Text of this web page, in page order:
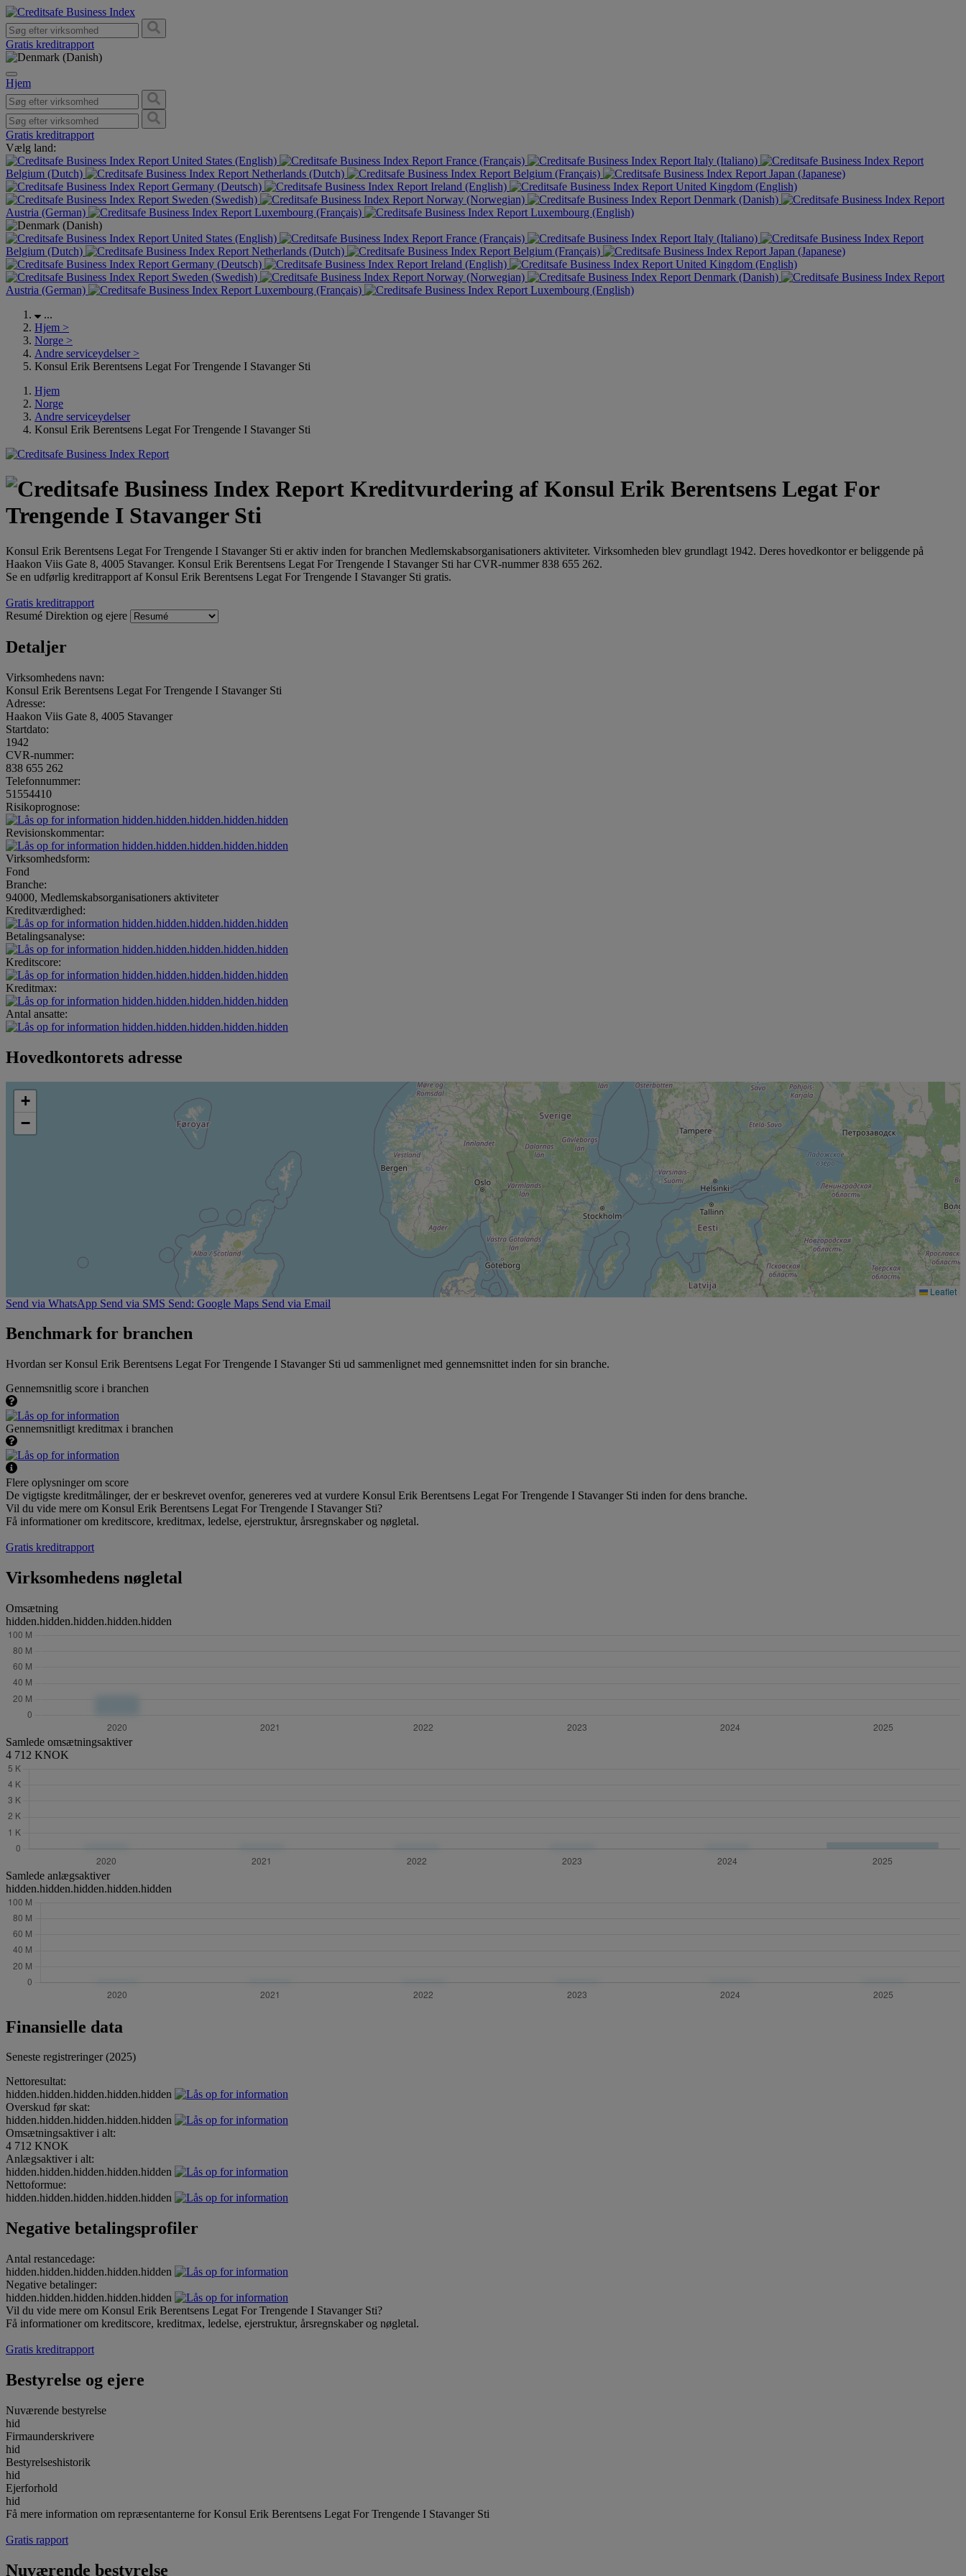
Gratis kreditrapport
Hjem
Gratis kreditrapport
Vælg land:
United States (English)
France (Français)
Italy (Italiano)
Belgium (Dutch)
Netherlands (Dutch) Belgium (Français)
Japan (Japanese)
Germany (Deutsch)
Ireland (English)
United Kingdom (English)
Sweden (Swedish)
Norway (Norwegian)
Denmark (Danish)
Austria (German)
Luxembourg (Français) Luxembourg (English)
United States (English) France (Français)
Italy (Italiano)
Belgium (Dutch)
Netherlands (Dutch) Belgium (Français)
Japan (Japanese)
Germany (Deutsch)
Ireland (English)
United Kingdom (English)
Sweden (Swedish)
Norway (Norwegian)
Denmark (Danish)
Austria (German)
Luxembourg (Français)
Luxembourg (English)
...
Hjem >
Norge >
Andre serviceydelser >
Konsul Erik Berentsens Legat For Trengende I Stavanger Sti
Hjem
Norge
Andre serviceydelser
Konsul Erik Berentsens Legat For Trengende I Stavanger Sti
Kreditvurdering af Konsul Erik Berentsens Legat For
Trengende I Stavanger Sti
Konsul Erik Berentsens Legat For Trengende I Stavanger Sti er aktiv inden for branchen Medlemskabsorganisationers aktiviteter. Virksomheden blev grundlagt 1942. Deres hovedkontor er beliggende på
Haakon Viis Gate 8, 4005 Stavanger. Konsul Erik Berentsens Legat For Trengende I Stavanger Sti har CVR-nummer 838 655 262.
Se en udførlig kreditrapport af Konsul Erik Berentsens Legat For Trengende I Stavanger Sti gratis.
Gratis kreditrapport
Resumé Direktion og ejere
Detaljer
Virksomhedens navn:
Konsul Erik Berentsens Legat For Trengende I Stavanger Sti
Adresse:
Haakon Viis Gate 8, 4005 Stavanger
Startdato:
1942
CVR-nummer:
838 655 262
Telefonnummer:
51554410
Risikoprognose:
hidden.hidden.hidden.hidden.hidden
Revisionskommentar:
hidden.hidden.hidden.hidden.hidden
Virksomhedsform:
Fond
Branche:
94000, Medlemskabsorganisationers aktiviteter
Kreditværdighed:
hidden.hidden.hidden.hidden.hidden
Betalingsanalyse:
hidden.hidden.hidden.hidden.hidden
Kreditscore:
hidden.hidden.hidden.hidden.hidden
Kreditmax:
hidden.hidden.hidden.hidden.hidden
Antal ansatte:
hidden.hidden.hidden.hidden.hidden
Hovedkontorets adresse
+
−
Leaflet
Send via WhatsApp Send via SMS Send: Google Maps Send via Email
Benchmark for branchen
Hvordan ser Konsul Erik Berentsens Legat For Trengende I Stavanger Sti ud sammenlignet med gennemsnittet inden for sin branche.
Gennemsnitlig score i branchen
Gennemsnitligt kreditmax i branchen
Flere oplysninger om score
De vigtigste kreditmålinger, der er beskrevet ovenfor, genereres ved at vurdere Konsul Erik Berentsens Legat For Trengende I Stavanger Sti inden for dens branche.
Vil du vide mere om Konsul Erik Berentsens Legat For Trengende I Stavanger Sti?
Få informationer om kreditscore, kreditmax, ledelse, ejerstruktur, årsregnskaber og nøgletal.
Gratis kreditrapport
Virksomhedens nøgletal
Omsætning
hidden.hidden.hidden.hidden.hidden
Samlede omsætningsaktiver
4 712 KNOK
Samlede anlægsaktiver
hidden.hidden.hidden.hidden.hidden
Finansielle data
Seneste registreringer (2025)
Nettoresultat:
hidden.hidden.hidden.hidden.hidden
Overskud før skat:
hidden.hidden.hidden.hidden.hidden
Omsætningsaktiver i alt:
4 712 KNOK
Anlægsaktiver i alt:
hidden.hidden.hidden.hidden.hidden
Nettoformue:
hidden.hidden.hidden.hidden.hidden
Negative betalingsprofiler
Antal restancedage:
hidden.hidden.hidden.hidden.hidden
Negative betalinger:
hidden.hidden.hidden.hidden.hidden
Vil du vide mere om Konsul Erik Berentsens Legat For Trengende I Stavanger Sti?
Få informationer om kreditscore, kreditmax, ledelse, ejerstruktur, årsregnskaber og nøgletal.
Gratis kreditrapport
Bestyrelse og ejere
Nuværende bestyrelse
hid
Firmaunderskrivere
hid
Bestyrelseshistorik
hid
Ejerforhold
hid
Få mere information om repræsentanterne for Konsul Erik Berentsens Legat For Trengende I Stavanger Sti
Gratis rapport
Nuværende bestyrelse